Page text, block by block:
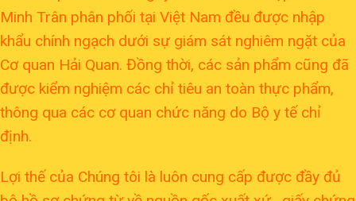
Minh Trân phân phối tại Việt Nam đều được nhập
khẩu chính ngạch dưới sự giám sát nghiêm ngặt của
Cơ quan Hải Quan. Đồng thời, các sản phẩm cũng đã
được kiểm nghiệm các chỉ tiêu an toàn thực phẩm,
thông qua các cơ quan chức năng do Bộ y tế chỉ
định.
Lợi thế của Chúng tôi là luôn cung cấp được đầy đủ
bộ hồ sơ chứng từ về nguồn gốc xuất xứ , giấy chứng